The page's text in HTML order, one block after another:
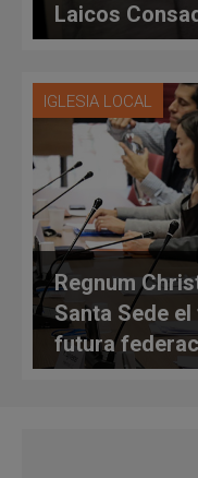
Laicos
IGLESIA LOCAL
Regnum
Santa Sede
futura